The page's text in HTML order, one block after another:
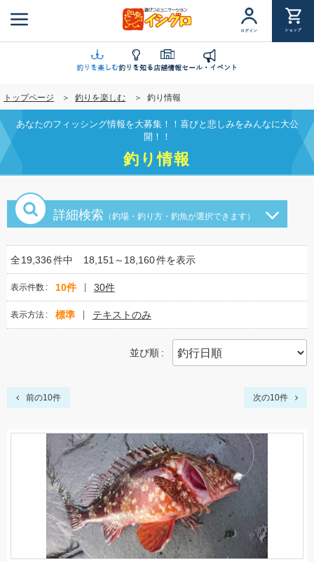
ン
に
移
動
ログイン ショップ
釣りを楽しむ釣りを知る店舗情報セール・イベント
トップページ 釣りを楽しむ 釣り情報
あなたのフィッシング情報を大募集！！喜びと悲しみをみんなに大公
開！！
釣り情報
詳細検索 （釣場・釣り方・釣魚が選択できます）
全19,336件中 18,151～18,160件を表示
表示件数 10件 30件
表示方法 標準 テキストのみ
並び順
前の10件 次の10件